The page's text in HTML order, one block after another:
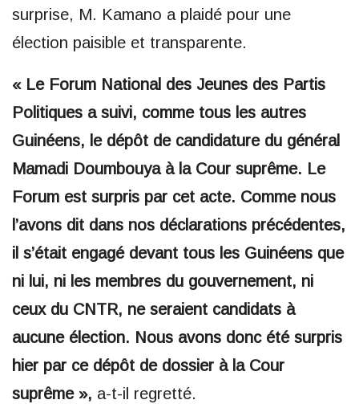
surprise, M. Kamano a plaidé pour une
élection paisible et transparente.
« Le Forum National des Jeunes des Partis
Politiques a suivi, comme tous les autres
Guinéens, le dépôt de candidature du général
Mamadi Doumbouya à la Cour suprême. Le
Forum est surpris par cet acte. Comme nous
l’avons dit dans nos déclarations précédentes,
il s’était engagé devant tous les Guinéens que
ni lui, ni les membres du gouvernement, ni
ceux du CNTR, ne seraient candidats à
aucune élection. Nous avons donc été surpris
hier par ce dépôt de dossier à la Cour
suprême », a-t-il regretté.